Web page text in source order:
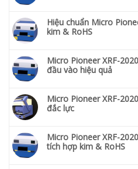
Hiệu chuẩn Micro
kim & RoHS
Micro Pioneer XRF-
đầu vào hiệu quả
Micro Pioneer XRF-
đắc lực
Micro Pioneer XRF-
tích hợp kim & RoHS